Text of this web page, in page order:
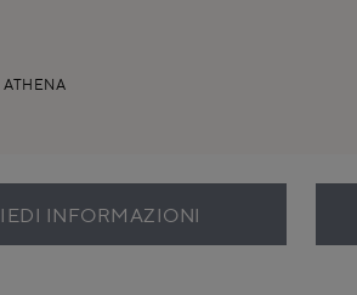
ATHENA
INFORMAZIONI